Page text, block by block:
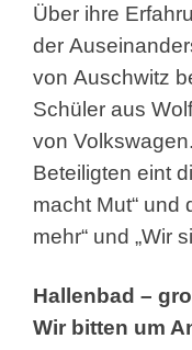
Über ihre
der
von Auschwitz
Schüler aus
von
Beteiligten eint
macht Mut“ und
mehr“ und „Wir
Hallenbad –
Wir bitten um